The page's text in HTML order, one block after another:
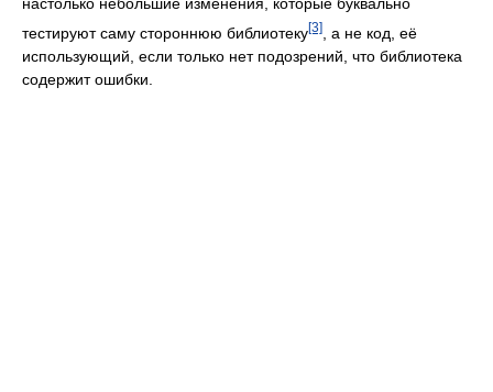
тестируют саму стороннюю библиотеку[3]
, а не код, её
использующий, если только нет подозрений, что библиотека
содержит ошибки.